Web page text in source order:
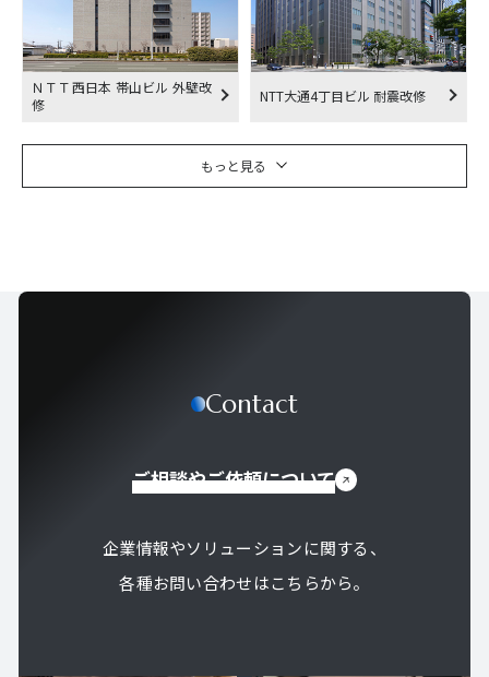
ＮＴＴ西日本 帯山ビル 外壁改
修
NTT大通4丁目ビル 耐震改修
もっと見る
Contact
ご相談やご依頼について
企業情報やソリューションに関する、
各種お問い合わせはこちらから。